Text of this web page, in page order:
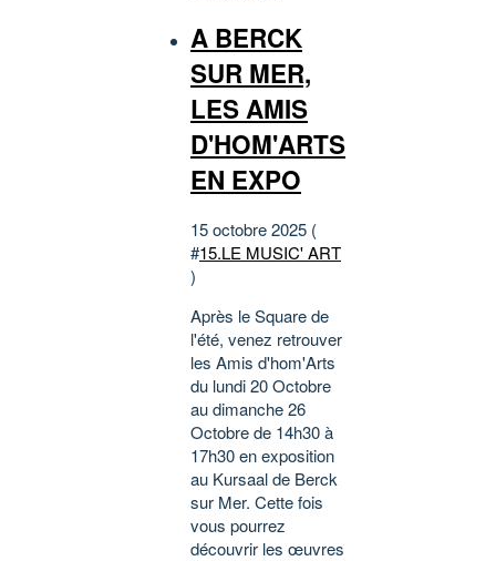
A BERCK
SUR MER,
LES AMIS
D'HOM'ARTS
EN EXPO
15 octobre 2025 (
#15.LE MUSIC' ART
)
Après le Square de
l'été, venez retrouver
les Amis d'hom'Arts
du lundi 20 Octobre
au dimanche 26
Octobre de 14h30 à
17h30 en exposition
au Kursaal de Berck
sur Mer. Cette fois
vous pourrez
découvrir les œuvres